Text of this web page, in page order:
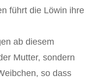
führt die Löwin ihre
ab diesem
Mutter, sondern
so dass